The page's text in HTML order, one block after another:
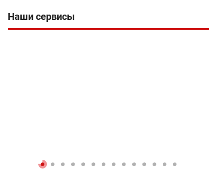
Наши сервисы